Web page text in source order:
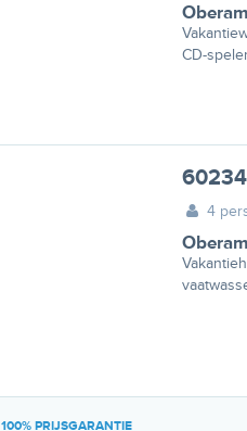
CD-
4
100% PRIJSGARANTIE